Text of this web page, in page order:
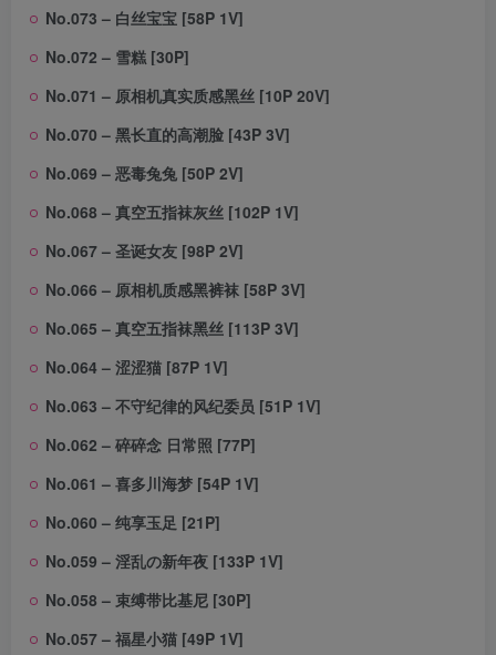
No.073 – 白丝宝宝 [58P 1V]
No.072 – 雪糕 [30P]
No.071 – 原相机真实质感黑丝 [10P 20V]
No.070 – 黑长直的高潮脸 [43P 3V]
No.069 – 恶毒兔兔 [50P 2V]
No.068 – 真空五指袜灰丝 [102P 1V]
No.067 – 圣诞女友 [98P 2V]
No.066 – 原相机质感黑裤袜 [58P 3V]
No.065 – 真空五指袜黑丝 [113P 3V]
No.064 – 涩涩猫 [87P 1V]
No.063 – 不守纪律的风纪委员 [51P 1V]
No.062 – 碎碎念 日常照 [77P]
No.061 – 喜多川海梦 [54P 1V]
No.060 – 纯享玉足 [21P]
No.059 – 淫乱の新年夜 [133P 1V]
No.058 – 束缚带比基尼 [30P]
No.057 – 福星小猫 [49P 1V]